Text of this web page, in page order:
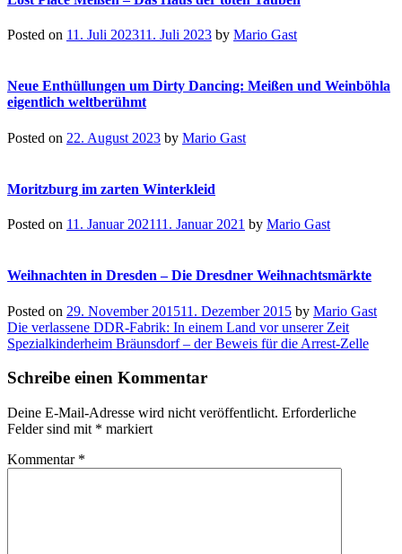
Posted on 11. Juli 202311. Juli 2023 by Mario Gast
Neue Enthüllungen um Dirty Dancing: Meißen und Weinböhla
eigentlich weltberühmt
Posted on 22. August 2023 by Mario Gast
Moritzburg im zarten Winterkleid
Posted on 11. Januar 202111. Januar 2021 by Mario Gast
Weihnachten in Dresden – Die Dresdner Weihnachtsmärkte
Posted on 29. November 201511. Dezember 2015 by Mario Gast
Beitragsnavigation
Die verlassene DDR-Fabrik: In einem Land vor unserer Zeit
Spezialkinderheim Bräunsdorf – der Beweis für die Arrest-Zelle
Schreibe einen Kommentar
Deine E-Mail-Adresse wird nicht veröffentlicht. Erforderliche
Felder sind mit * markiert
Kommentar *